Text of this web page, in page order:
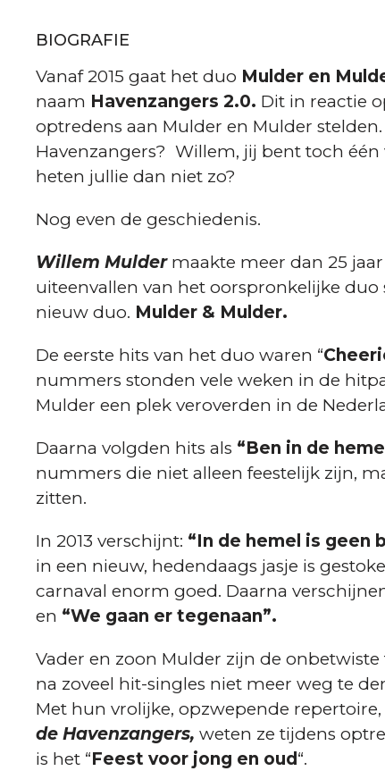
BIOGRAFIE
Vanaf 2015 gaat het duo Mulder en
naam Havenzangers 2.0. Dit in reactie
optredens aan Mulder en Mulder
Havenzangers? Willem, jij bent toch
heten jullie dan niet zo?
Nog even de geschiedenis.
Willem Muldermaakte meer dan 25
uiteenvallen van het oorspronkelijke
nieuw duo. Mulder & Mulder.
De eerste hits van het duo waren “
nummers stonden vele weken in de
Mulder een plek veroverden in de
Daarna volgden hits als “Ben in de
nummers die niet alleen feestelijk zijn,
zitten.
In 2013 verschijnt: “In de hemel is geen
in een nieuw, hedendaags jasje is
carnaval enorm goed. Daarna
en “We gaan er tegenaan”.
Vader en zoon Mulder zijn de
na zoveel hit-singles niet meer weg te
Met hun vrolijke, opzwepende repertoire,
de Havenzangers, weten ze tijdens
is het “Feest voor jong en oud “.